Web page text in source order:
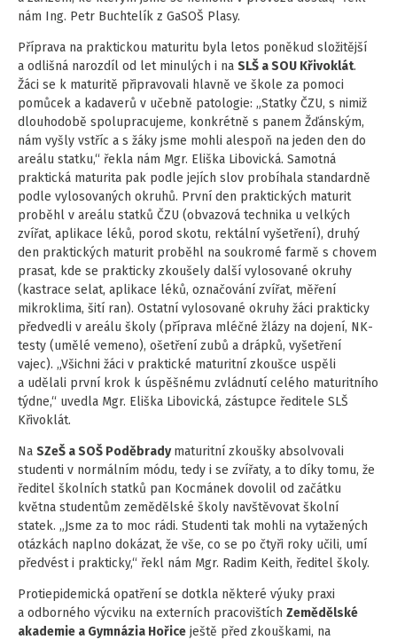
nám Ing. Petr Buchtelík z GaSOŠ Plasy.
Příprava na praktickou maturitu byla letos poněkud složitější
a odlišná narozdíl od let minulých i na SLŠ a SOU Křivoklát.
Žáci se k maturitě připravovali hlavně ve škole za pomoci
pomůcek a kadaverů v učebně patologie: „Statky ČZU, s nimiž
dlouhodobě spolupracujeme, konkrétně s panem Žďánským,
nám vyšly vstříc a s žáky jsme mohli alespoň na jeden den do
areálu statku,“ řekla nám Mgr. Eliška Libovická. Samotná
praktická maturita pak podle jejích slov probíhala standardně
podle vylosovaných okruhů. První den praktických maturit
proběhl v areálu statků ČZU (obvazová technika u velkých
zvířat, aplikace léků, porod skotu, rektální vyšetření), druhý
den praktických maturit proběhl na soukromé farmě s chovem
prasat, kde se prakticky zkoušely další vylosované okruhy
(kastrace selat, aplikace léků, označování zvířat, měření
mikroklima, šití ran). Ostatní vylosované okruhy žáci prakticky
předvedli v areálu školy (příprava mléčné žlázy na dojení, NK-
testy (umělé vemeno), ošetření zubů a drápků, vyšetření
vajec). „Všichni žáci v praktické maturitní zkoušce uspěli
a udělali první krok k úspěšnému zvládnutí celého maturitního
týdne,“ uvedla Mgr. Eliška Libovická, zástupce ředitele SLŠ
Křivoklát.
Na SZeŠ a SOŠ Poděbradymaturitní zkoušky absolvovali
studenti v normálním módu, tedy i se zvířaty, a to díky tomu, že
ředitel školních statků pan Kocmánek dovolil od začátku
května studentům zemědělské školy navštěvovat školní
statek. „Jsme za to moc rádi. Studenti tak mohli na vytažených
otázkách naplno dokázat, že vše, co se po čtyři roky učili, umí
předvést i prakticky,“ řekl nám Mgr. Radim Keith, ředitel školy.
Protiepidemická opatření se dotkla některé výuky praxi
a odborného výcviku na externích pracovištích Zemědělské
akademie a Gymnázia Hořice ještě před zkouškami, na